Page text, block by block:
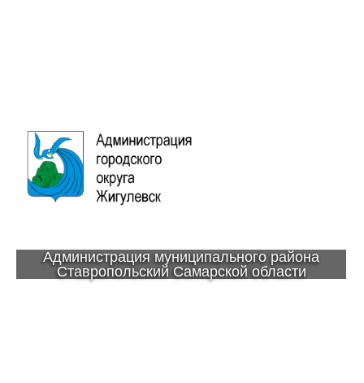
Администрация муниципального района
Ставропольский Самарской области